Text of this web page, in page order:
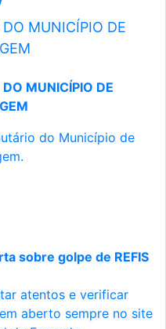
MUNICÍPIO DE
MUNICÍPIO DE
do Município de
sobre golpe de REFIS
atentos e verificar
aberto sempre no site